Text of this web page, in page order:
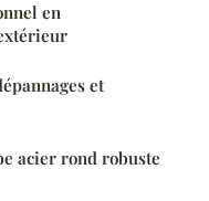
en
et
acier rond robuste